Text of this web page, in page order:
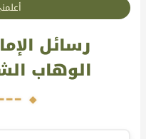
رسائل
الوهاب